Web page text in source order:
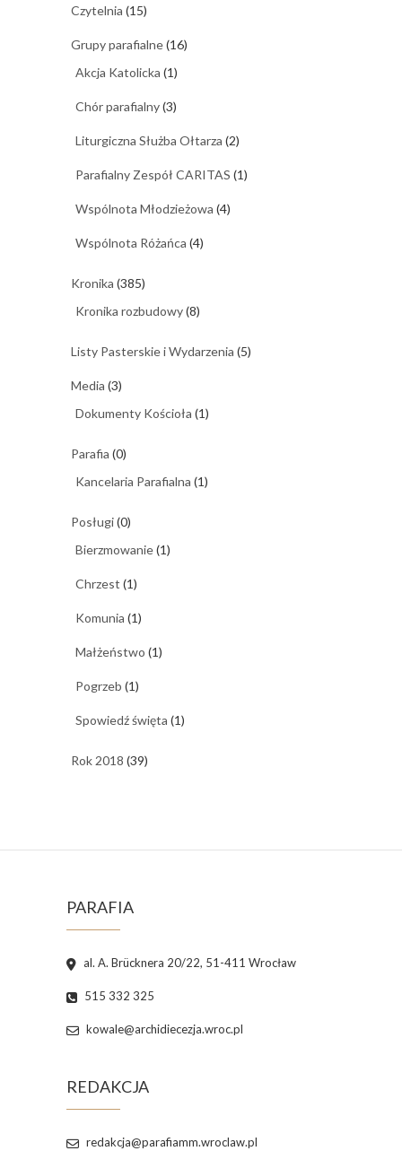
Czytelnia (15)
Grupy parafialne(16)
Akcja Katolicka (1)
Chór parafialny(3)
Liturgiczna Służba Ołtarza (2)
Parafialny Zespół CARITAS (1)
Wspólnota Młodzieżowa (4)
Wspólnota Różańca (4)
Kronika (385)
Kronika rozbudowy(8)
Listy Pasterskie i Wydarzenia (5)
Media (3)
Dokumenty Kościoła (1)
Parafia (0)
Kancelaria Parafialna (1)
Posługi(0)
Bierzmowanie(1)
Chrzest (1)
Komunia (1)
Małżeństwo (1)
Pogrzeb (1)
Spowiedź święta (1)
Rok 2018 (39)
PARAFIA
al. A. Brücknera 20/22, 51-411 Wrocław
515 332 325
kowale@archidiecezja.wroc.pl
REDAKCJA
redakcja@parafiamm.wroclaw.pl